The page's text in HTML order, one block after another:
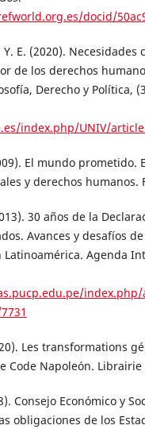
docid/
E. (2020). Necesidades
de los derechos
Derecho y Política,
index.php/UNIV/
El mundo prometido.
y derechos humanos.
30 años de la
Avances y desafíos
Agenda
Les transformations
Code Napoleón. Librairie
Consejo Económico y
obligaciones de los